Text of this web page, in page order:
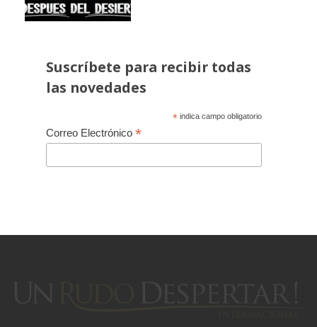
Suscríbete para recibir todas
las novedades
* indica campo obligatorio
Correo Electrónico *